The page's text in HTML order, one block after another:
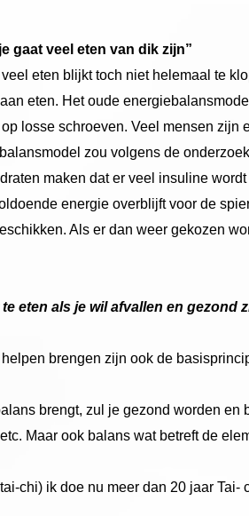
gaat veel eten van dik zijn”
eten blijkt toch niet helemaal te
eten. Het oude
losse schroeven. Veel mensen
zou volgens de
maken dat er veel insuline
energie overblijft voor de
Als er dan weer gekozen
eten als je wil afvallen en gezond
brengen zijn ook de
brengt, zul je gezond worden
Maar ook balans wat betreft de
chi) ik doe nu meer dan 20 jaar Tai-